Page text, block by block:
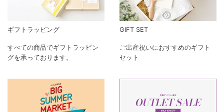
ギフトラッピング
すべての商品でギフトラッピン
グを承っております。
GIFT SET
ご出産祝いにおすすめのギフト
セット